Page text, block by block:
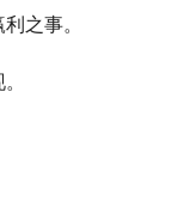
之事。